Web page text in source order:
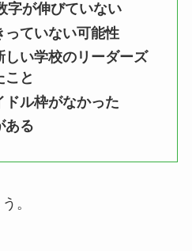
字が伸びていない
っていない可能性
しい学校のリーダーズ
こと
ドル枠がなかった
ある
。